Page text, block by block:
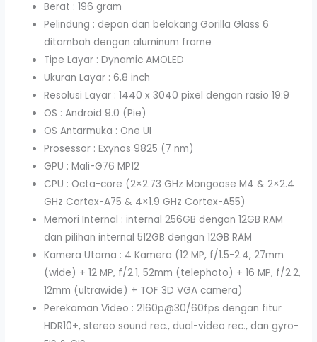
Berat : 196 gram
Pelindung : depan dan belakang Gorilla Glass 6
ditambah dengan aluminum frame
Tipe Layar : Dynamic AMOLED
Ukuran Layar : 6.8 inch
Resolusi Layar : 1440 x 3040 pixel dengan rasio 19:9
OS : Android 9.0 (Pie)
OS Antarmuka : One UI
Prosessor : Exynos 9825 (7 nm)
GPU : Mali-G76 MP12
CPU : Octa-core (2×2.73 GHz Mongoose M4 & 2×2.4
GHz Cortex-A75 & 4×1.9 GHz Cortex-A55)
Memori Internal : internal 256GB dengan 12GB RAM
dan pilihan internal 512GB dengan 12GB RAM
Kamera Utama : 4 Kamera (12 MP, f/1.5-2.4, 27mm
(wide) + 12 MP, f/2.1, 52mm (telephoto) + 16 MP, f/2.2,
12mm (ultrawide) + TOF 3D VGA camera)
Perekaman Video : 2160p@30/60fps dengan fitur
HDR10+, stereo sound rec., dual-video rec., dan gyro-